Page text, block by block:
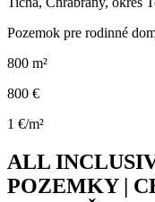
Pozemok pre rodinné
800 m²
800 €
1 €/m²
ALL
POZEMKY |